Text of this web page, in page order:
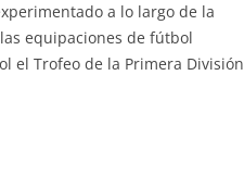
a lo largo de la
equipaciones de fútbol
el Trofeo de la Primera División